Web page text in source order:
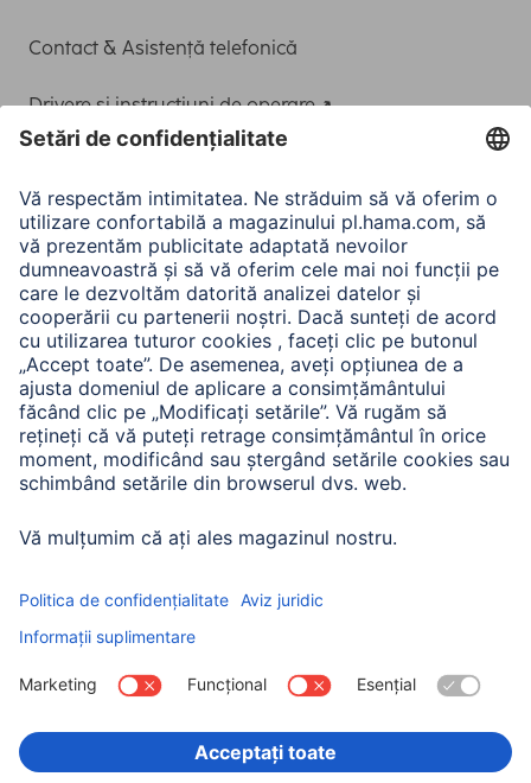
Contact & Asistență telefonică
Drivere și instrucțiuni de operare
A.N.P.C.
A.N.P.C. SAL
Companie
Istoria companiei
Hama Mondial
Business-Portal
Alege ţara